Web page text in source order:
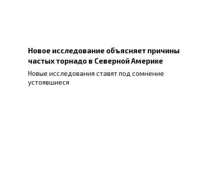
Новое исследование объясняет причины
частых торнадо в Северной Америке
Новые исследования ставят под сомнение
устоявшиеся